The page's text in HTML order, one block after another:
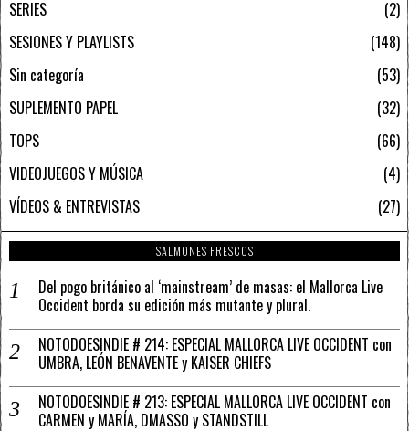
SERIES
2
SESIONES Y PLAYLISTS
148
Sin categoría
53
SUPLEMENTO PAPEL
32
TOPS
66
VIDEOJUEGOS Y MÚSICA
4
VÍDEOS & ENTREVISTAS
27
SALMONES FRESCOS
Del pogo británico al ‘mainstream’ de masas: el Mallorca Live
Occident borda su edición más mutante y plural.
NOTODOESINDIE # 214: ESPECIAL MALLORCA LIVE OCCIDENT con
UMBRA, LEÓN BENAVENTE y KAISER CHIEFS
NOTODOESINDIE # 213: ESPECIAL MALLORCA LIVE OCCIDENT con
CARMEN y MARÍA, DMASSO y STANDSTILL